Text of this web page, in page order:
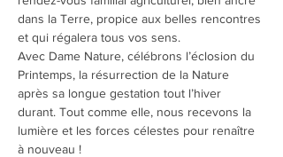
dans la Terre, propice aux belles rencontres
et qui régalera tous vos sens.
Avec Dame Nature, célébrons l’éclosion du
Printemps, la résurrection de la Nature
après sa longue gestation tout l’hiver
durant. Tout comme elle, nous recevons la
lumière et les forces célestes pour renaître
à nouveau !